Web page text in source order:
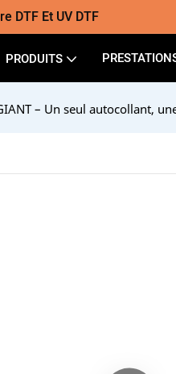
DTF Et UV DTF
PRODUITS
– Un seul autocollant,